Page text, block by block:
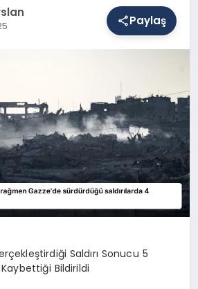
Paylaş
Saldırı Sonucu 5
Kaybettiği Bildirildi